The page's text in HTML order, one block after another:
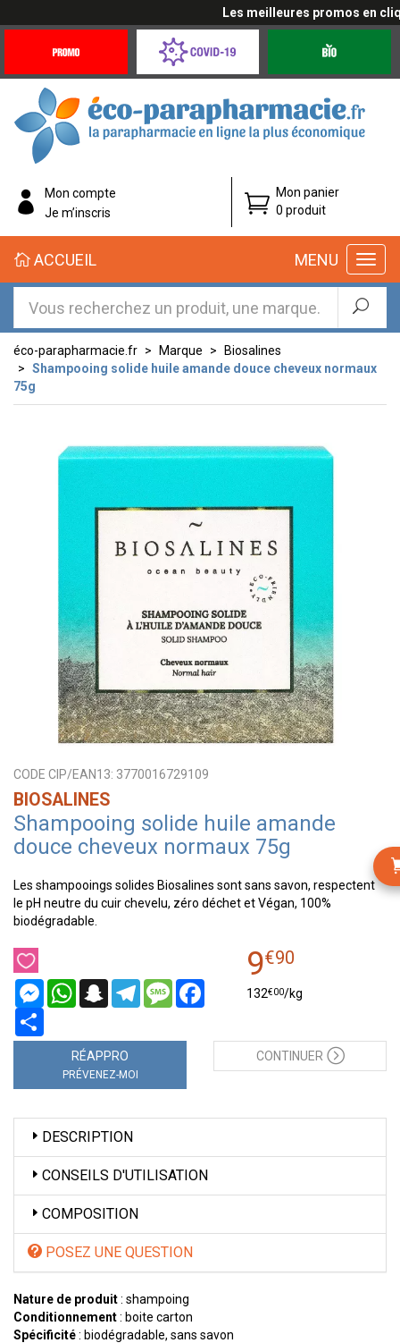
Les meilleures promos en
Offres
Coronavirus
éco-
parapharmacie.fr
éco-
parapharmacie.fr
Mon compte
Je m’inscris
Mon panier
0 produit
MENU
ACCUEIL
éco-parapharmacie.fr Marque
Biosalines
Shampooing solide huile amande douce cheveux normaux
75g
CODE CIP/EAN13: 3770016729109
BIOSALINES
Shampooing solide huile amande
douce cheveux normaux 75g
Les shampooings solides Biosalines sont sans savon, respectent
le pH neutre du cuir chevelu, zéro déchet et Végan, 100%
biodégradable.
MessengerWhatsAppSnapchatTelegramMessageFacebook
9€90
132€00/kg
RÉAPPRO
PRÉVENEZ-MOI
CONTINUER
DESCRIPTION
CONSEILS D'UTILISATION
COMPOSITION
POSEZ UNE QUESTION
Nature de produit: shampoing
Conditionnement: boite carton
Spécificité: biodégradable, sans savon